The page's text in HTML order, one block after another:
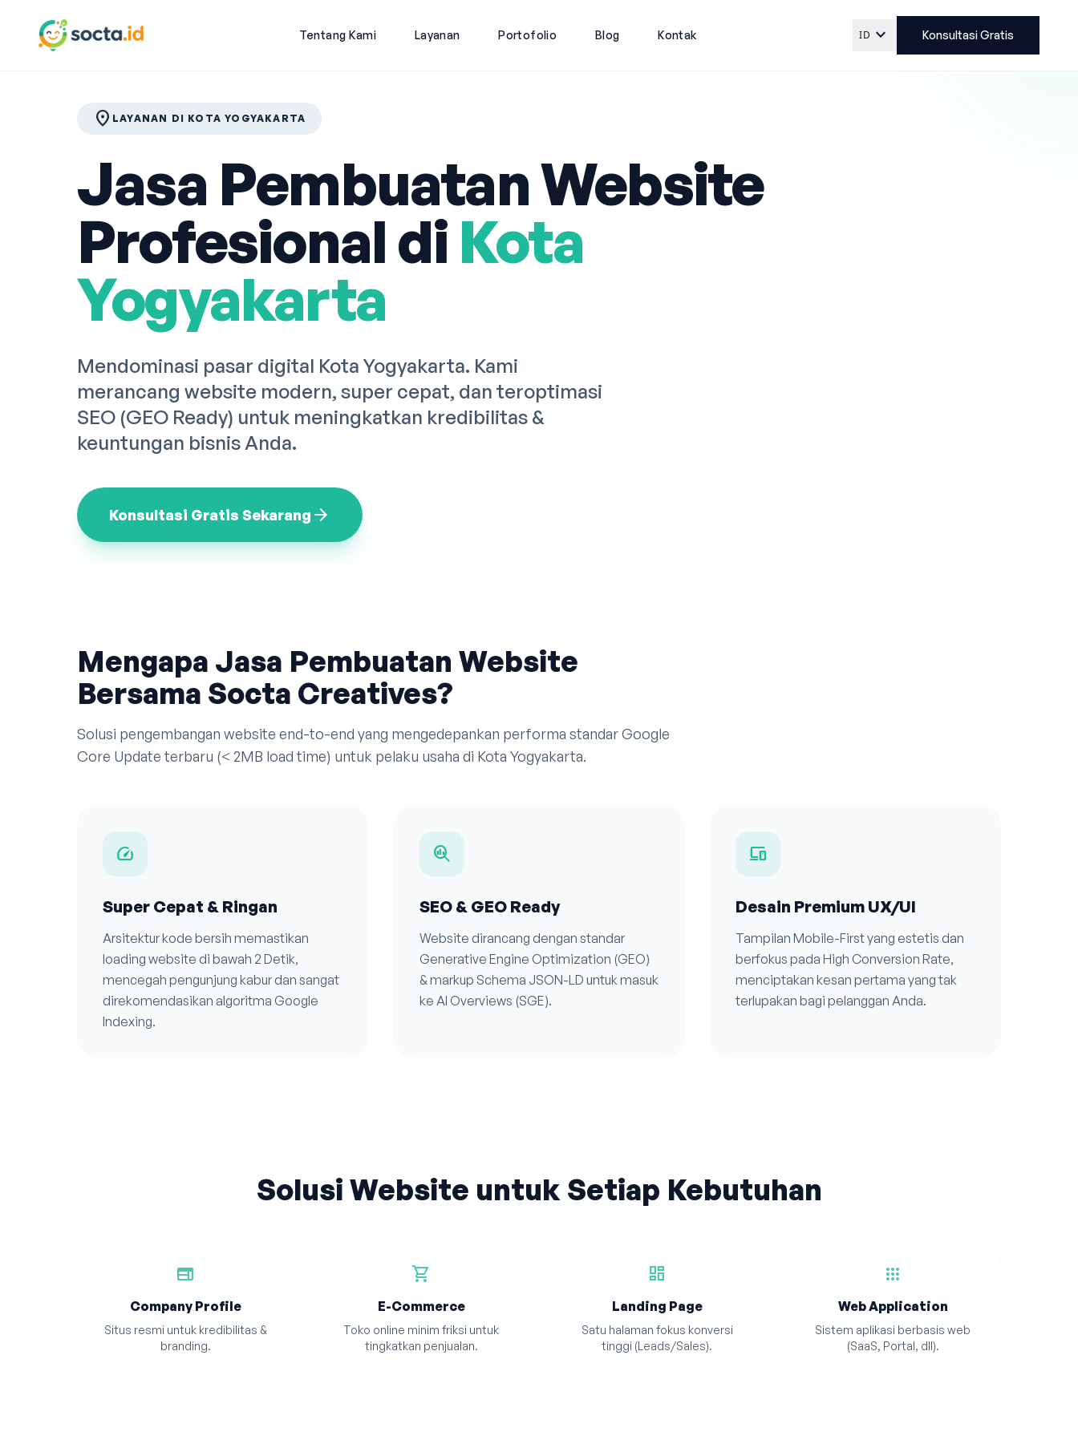
Tentang Kami Layanan Portofolio Blog Kontak ID expand_more Konsultasi Gratis
location_on LAYANAN DI KOTA YOGYAKARTA
Jasa Pembuatan Website
Profesional di Kota
Yogyakarta
Mendominasi pasar digital Kota Yogyakarta. Kami
merancang website modern, super cepat, dan teroptimasi
SEO (GEO Ready) untuk meningkatkan kredibilitas &
keuntungan bisnis Anda.
Konsultasi Gratis Sekarang arrow_forward
Mengapa Jasa Pembuatan Website
Bersama Socta Creatives?
Solusi pengembangan website end-to-end yang mengedepankan performa standar Google
Core Update terbaru (< 2MB load time) untuk pelaku usaha di Kota Yogyakarta.
speed
Super Cepat & Ringan
Arsitektur kode bersih memastikan
loading website di bawah 2 Detik,
mencegah pengunjung kabur dan sangat
direkomendasikan algoritma Google
Indexing.
search_insights
SEO & GEO Ready
Website dirancang dengan standar
Generative Engine Optimization (GEO)
& markup Schema JSON-LD untuk masuk
ke AI Overviews (SGE).
devices
Desain Premium UX/UI
Tampilan Mobile-First yang estetis dan
berfokus pada High Conversion Rate,
menciptakan kesan pertama yang tak
terlupakan bagi pelanggan Anda.
Solusi Website untuk Setiap Kebutuhan
web
Company Profile
Situs resmi untuk kredibilitas &
branding.
shopping_cart
E-Commerce
Toko online minim friksi untuk
tingkatkan penjualan.
dashboard
Landing Page
Satu halaman fokus konversi
tinggi (Leads/Sales).
apps
Web Application
Sistem aplikasi berbasis web
(SaaS, Portal, dll).